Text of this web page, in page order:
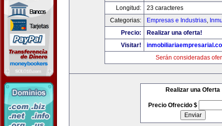
Longitud:
23 caracteres
Categorias:
Empresas e Industrias,
Precio:
Realizar una oferta!
Visitar!
Serán consideradas
Realizar una Oferta
Precio Ofrecido $